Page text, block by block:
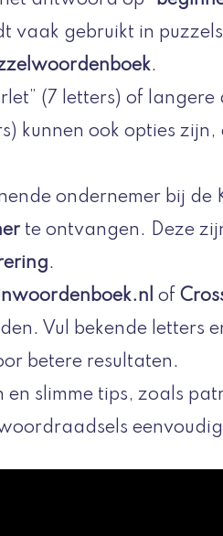
vaak gebruikt in
.
(7 letters) of
kunnen ook opties
ondernemer bij de
te ontvangen. Deze
.
of
Vul bekende letters
betere resultaten.
en slimme tips, zoals